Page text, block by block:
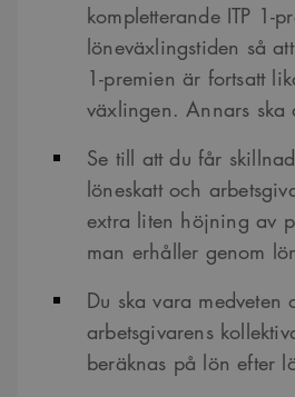
kompletterande ITP 1-
löneväxlingstiden så
1-premien är fortsatt
växlingen. Annars ska
Se till att du får
löneskatt och
extra liten höjning av
man erhåller genom
Du ska vara medveten
arbetsgivarens
beräknas på lön efter